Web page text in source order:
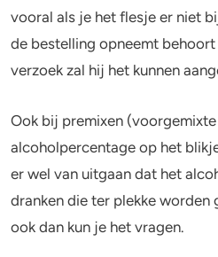
Gezondheid
Mentale gezondheid
Kinderwens &
Verkeer
Wet
Alcohol en opvoeden
Standaardglazen en
vooral als je het flesje er niet
de bestelling opneemt
verzoek zal hij het kunnen
Ook bij premixen
alcoholpercentage op het
er wel van uitgaan dat het
dranken die ter plekke
ook dan kun je het vragen.